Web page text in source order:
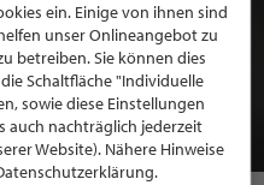
FÜR EINE GRATIS
STILPUNKTE®
ein. Einige von ihnen sind
unser Onlineangebot zu
betreiben. Sie können dies
Schaltfläche "Individuelle
sowie diese Einstellungen
auch nachträglich jederzeit
Website). Nähere Hinweise